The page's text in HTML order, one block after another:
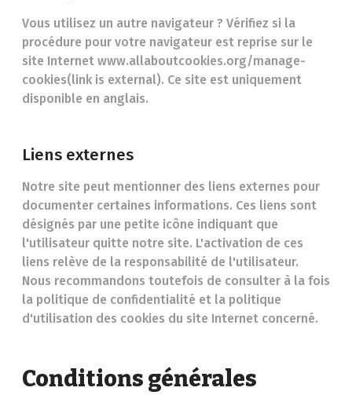
Vous utilisez un autre navigateur ? Vérifiez si la
procédure pour votre navigateur est reprise sur le
site Internet www.allaboutcookies.org/manage-
cookies(link is external). Ce site est uniquement
disponible en anglais.
Liens externes
Notre site peut mentionner des liens externes pour
documenter certaines informations. Ces liens sont
désignés par une petite icône indiquant que
l'utilisateur quitte notre site. L'activation de ces
liens relève de la responsabilité de l'utilisateur.
Nous recommandons toutefois de consulter à la fois
la politique de confidentialité et la politique
d'utilisation des cookies du site Internet concerné.
Conditions générales